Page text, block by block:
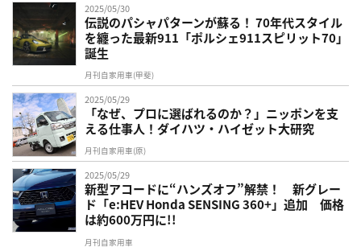
2025/05/30
伝説のパシャパターンが蘇る！ 70年代スタイル
を纏った最新911「ポルシェ911スピリット70」
誕生
月刊自家用車(甲斐)
2025/05/29
「なぜ、プロに選ばれるのか？」ニッポンを支
える仕事人！ダイハツ・ハイゼット大研究
月刊自家用車(原)
2025/05/29
新型アコードに“ハンズオフ”解禁！ 新グレー
ド「e:HEV Honda SENSING 360+」追加 価格
は約600万円に!!
月刊自家用車